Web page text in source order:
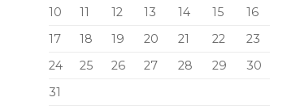
10
11 12 13 14 15
16
17
18 19 20 21 22
23
24
25 26 27 28 29
30
31